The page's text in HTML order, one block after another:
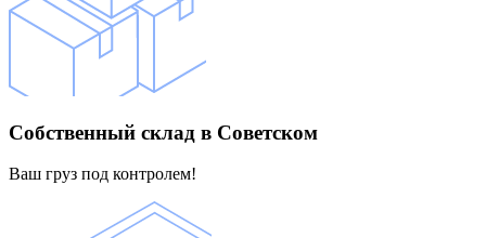
Собственный склад в Советском
Ваш груз под контролем!